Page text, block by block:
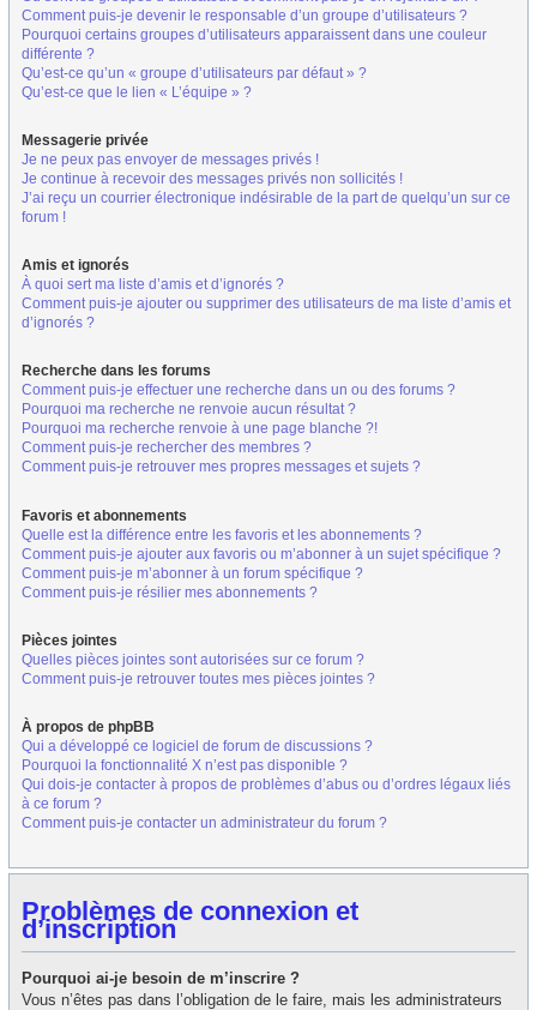
Comment puis-je devenir le responsable d’un groupe d’utilisateurs ?
Pourquoi certains groupes d’utilisateurs apparaissent dans une couleur
différente ?
Qu’est-ce qu’un « groupe d’utilisateurs par défaut » ?
Qu’est-ce que le lien « L’équipe » ?
Messagerie privée
Je ne peux pas envoyer de messages privés !
Je continue à recevoir des messages privés non sollicités !
J’ai reçu un courrier électronique indésirable de la part de quelqu’un sur ce
forum !
Amis et ignorés
À quoi sert ma liste d’amis et d’ignorés ?
Comment puis-je ajouter ou supprimer des utilisateurs de ma liste d’amis et
d’ignorés ?
Recherche dans les forums
Comment puis-je effectuer une recherche dans un ou des forums ?
Pourquoi ma recherche ne renvoie aucun résultat ?
Pourquoi ma recherche renvoie à une page blanche ?!
Comment puis-je rechercher des membres ?
Comment puis-je retrouver mes propres messages et sujets ?
Favoris et abonnements
Quelle est la différence entre les favoris et les abonnements ?
Comment puis-je ajouter aux favoris ou m’abonner à un sujet spécifique ?
Comment puis-je m’abonner à un forum spécifique ?
Comment puis-je résilier mes abonnements ?
Pièces jointes
Quelles pièces jointes sont autorisées sur ce forum ?
Comment puis-je retrouver toutes mes pièces jointes ?
À propos de phpBB
Qui a développé ce logiciel de forum de discussions ?
Pourquoi la fonctionnalité X n’est pas disponible ?
Qui dois-je contacter à propos de problèmes d’abus ou d’ordres légaux liés
à ce forum ?
Comment puis-je contacter un administrateur du forum ?
Problèmes de connexion et
d’inscription
Pourquoi ai-je besoin de m’inscrire ?
Vous n’êtes pas dans l’obligation de le faire, mais les administrateurs